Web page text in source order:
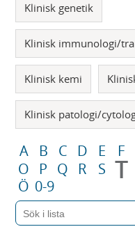
Klinisk genetik
Klinisk immunologi/
Klinisk kemi
Klinisk patologi/
A B C D E F
O
P Q R S T
Ö 0-9